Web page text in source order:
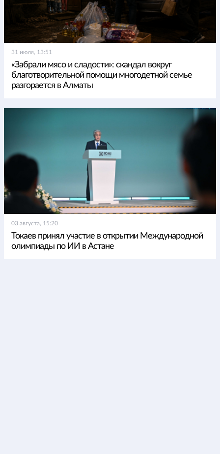
31 июля, 13:51
«Забрали мясо и сладости»: скандал вокруг
благотворительной помощи многодетной семье
разгорается в Алматы
03 августа, 15:20
Токаев принял участие в открытии Международной
олимпиады по ИИ в Астане